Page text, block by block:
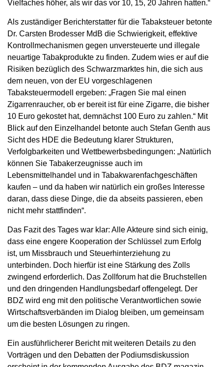
Vielfaches höher, als wir das vor 10, 15, 20 Jahren hatten.“
Als zuständiger Berichterstatter für die Tabaksteuer betonte
Dr. Carsten Brodesser MdB die Schwierigkeit, effektive
Kontrollmechanismen gegen unversteuerte und illegale
neuartige Tabakprodukte zu finden. Zudem wies er auf die
Risiken bezüglich des Schwarzmarktes hin, die sich aus
dem neuen, von der EU vorgeschlagenen
Tabaksteuermodell ergeben: „Fragen Sie mal einen
Zigarrenraucher, ob er bereit ist für eine Zigarre, die bisher
10 Euro gekostet hat, demnächst 100 Euro zu zahlen.“ Mit
Blick auf den Einzelhandel betonte auch Stefan Genth aus
Sicht des HDE die Bedeutung klarer Strukturen,
Verfolgbarkeiten und Wettbewerbsbedingungen: „Natürlich
können Sie Tabakerzeugnisse auch im
Lebensmittelhandel und in Tabakwarenfachgeschäften
kaufen – und da haben wir natürlich ein großes Interesse
daran, dass diese Dinge, die da abseits passieren, eben
nicht mehr stattfinden“.
Das Fazit des Tages war klar: Alle Akteure sind sich einig,
dass eine engere Kooperation der Schlüssel zum Erfolg
ist, um Missbrauch und Steuerhinterziehung zu
unterbinden. Doch hierfür ist eine Stärkung des Zolls
zwingend erforderlich. Das Zollforum hat die Bruchstellen
und den dringenden Handlungsbedarf offengelegt. Der
BDZ wird eng mit den politische Verantwortlichen sowie
Wirtschaftsverbänden im Dialog bleiben, um gemeinsam
um die besten Lösungen zu ringen.
Ein ausführlicherer Bericht mit weiteren Details zu den
Vorträgen und den Debatten der Podiumsdiskussion